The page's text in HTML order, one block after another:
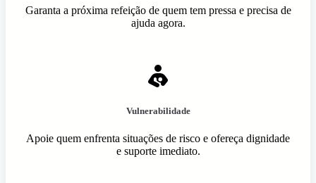
Garanta a próxima refeição de quem tem pressa e precisa de
ajuda agora.
Vulnerabilidade
Apoie quem enfrenta situações de risco e ofereça dignidade
e suporte imediato.